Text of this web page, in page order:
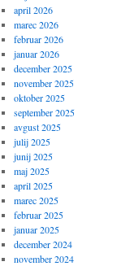
april 2026
marec 2026
februar 2026
januar 2026
december 2025
november 2025
oktober 2025
september 2025
avgust 2025
julij 2025
junij 2025
maj 2025
april 2025
marec 2025
februar 2025
januar 2025
december 2024
november 2024